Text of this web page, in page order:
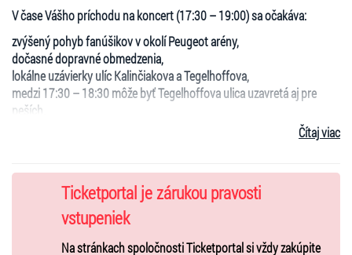
V čase Vášho príchodu na koncert (17:30 – 19:00) sa očakáva:
zvýšený pohyb fanúšikov v okolí Peugeot arény,
dočasné dopravné obmedzenia,
lokálne uzávierky ulíc Kalinčiakova a Tegelhoffova,
medzi 17:30 – 18:30 môže byť Tegelhoffova ulica uzavretá aj pre
peších,
Prosíme Vás, aby ste si naplánovali príchod s dostatočným časovým
uprednostnili MHD.
Vytiahnite metlu a pripravte sa na náročné úlohy! Na Rokforte sa
Čítaj viac
Ticketportal je zárukou pravosti
vstupeniek
Na stránkach spoločnosti Ticketportal si vždy zakúpite